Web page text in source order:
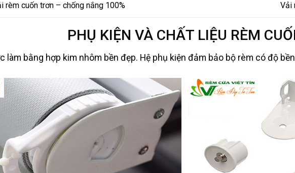
rèm cuốn trơn – chống nắng 100% Vải
PHỤ KIỆN VÀ CHẤT LIỆU RÈM
làm bằng hợp kim nhôm bền đẹp. Hệ phụ kiện đảm bảo bộ rèm có độ